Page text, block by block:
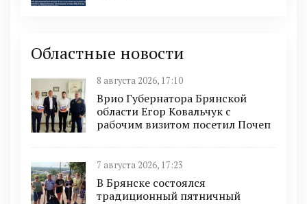
Областные новости
8 августа 2026, 17:10
Врио Губернатора Брянской
области Егор Ковальчук с
рабочим визитом посетил Почеп
7 августа 2026, 17:23
В Брянске состоялся
традиционный пятничный